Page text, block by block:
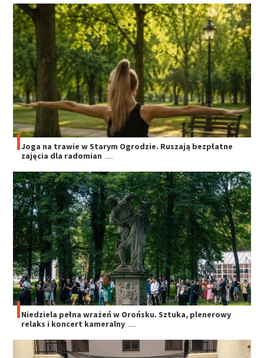
Joga na trawie w Starym Ogrodzie. Ruszają bezpłatne
zajęcia dla radomian
Niedziela pełna wrażeń w Orońsku. Sztuka, plenerowy
relaks i koncert kameralny